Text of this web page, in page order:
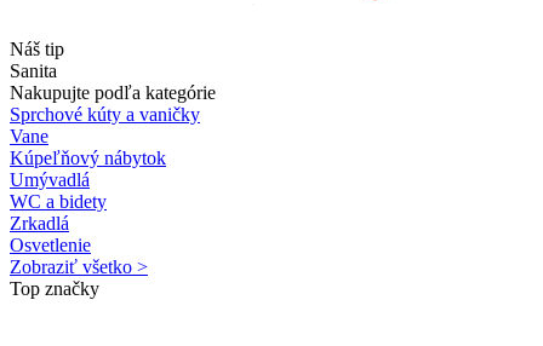
Náš tip
Sanita
Nakupujte podľa kategórie
Sprchové kúty a vaničky
Vane
Kúpeľňový nábytok
Umývadlá
WC a bidety
Zrkadlá
Osvetlenie
Zobraziť všetko >
Top značky